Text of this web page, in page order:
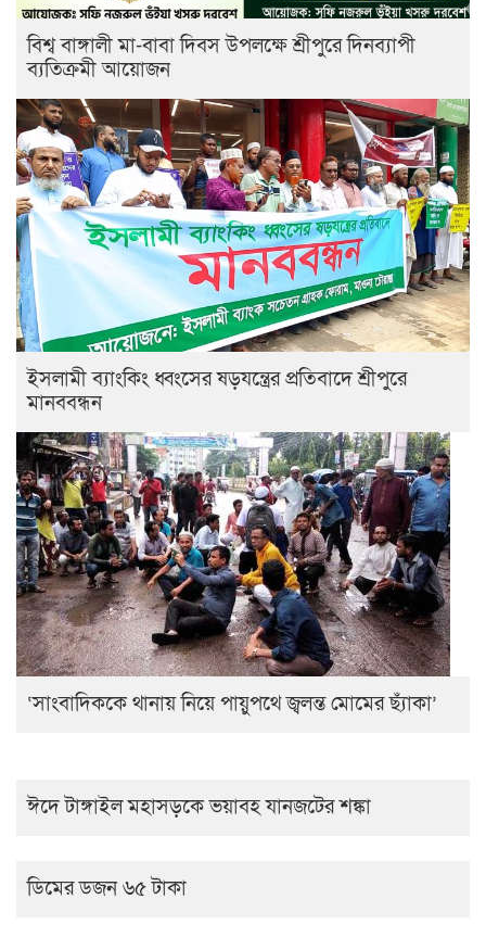
বিশ্ব বাঙ্গালী মা-বাবা দিবস উপলক্ষে শ্রীপুরে দিনব্যাপী
ব্যতিক্রমী আয়োজন
ইসলামী ব্যাংকিং ধ্বংসের ষড়যন্ত্রের প্রতিবাদে শ্রীপুরে
মানববন্ধন
‘সাংবাদিককে থানায় নিয়ে পায়ুপথে জ্বলন্ত মোমের ছ্যাঁকা’
ঈদে টাঙ্গাইল মহাসড়কে ভয়াবহ যানজটের শঙ্কা
ডিমের ডজন ৬৫ টাকা